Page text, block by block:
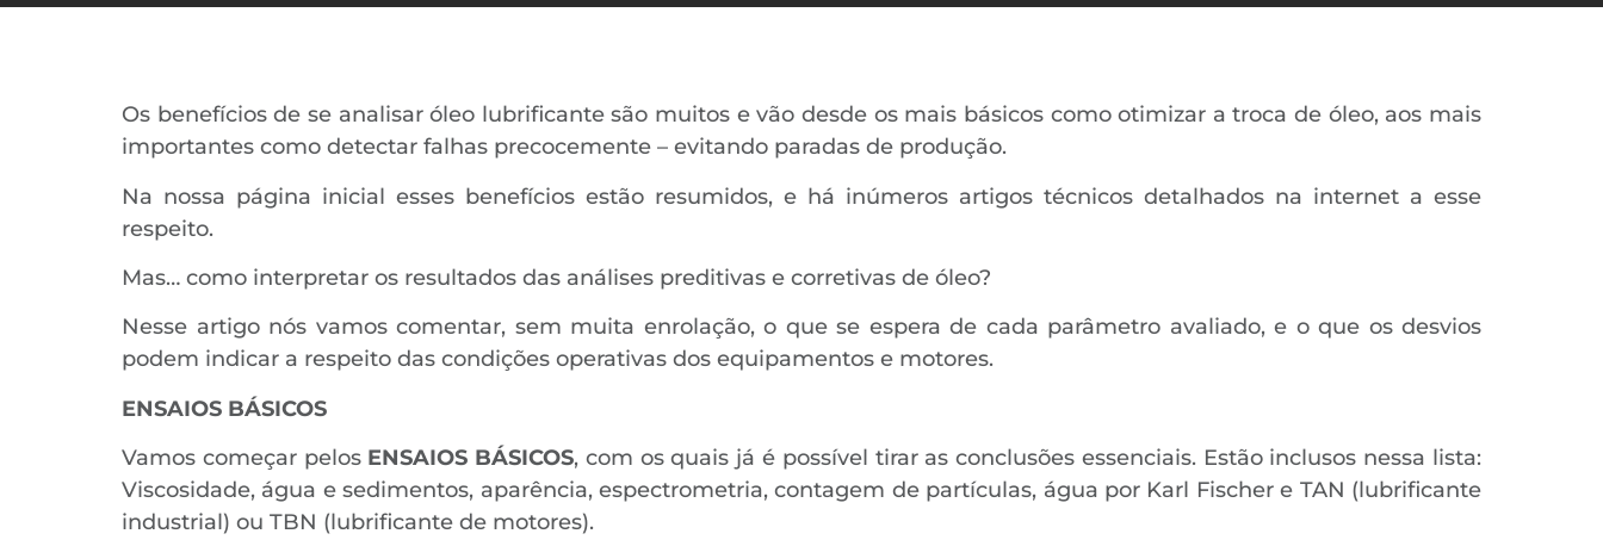
Os benefícios de se analisar óleo lubrificante são muitos e vão desde os mais básicos como otimizar a troca de óleo, aos mais
importantes como detectar falhas precocemente – evitando paradas de produção.
Na nossa página inicial esses benefícios estão resumidos, e há inúmeros artigos técnicos detalhados na internet a esse
respeito.
Mas… como interpretar os resultados das análises preditivas e corretivas de óleo?
Nesse artigo nós vamos comentar, sem muita enrolação, o que se espera de cada parâmetro avaliado, e o que os desvios
podem indicar a respeito das condições operativas dos equipamentos e motores.
ENSAIOS BÁSICOS
Vamos começar pelosENSAIOS BÁSICOS, com os quais já é possível tirar as conclusões essenciais. Estão inclusos nessa lista:
Viscosidade, água e sedimentos, aparência, espectrometria, contagem de partículas, água por Karl Fischer e TAN (lubrificante
industrial) ou TBN (lubrificante de motores).